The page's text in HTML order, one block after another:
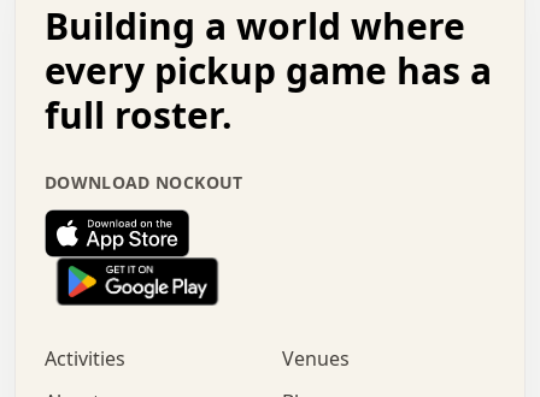
.   .   .   .   .   .   .   .   .   .   .   :   .
.   .   .   .   +   .   .   .   .   .   .   .   +
.   :   .   .   .   .   .   .   .   .   o   .   .
.   .   x   .   .   .   .   .   .   :   .   .   o
.   .   .   .   :   .   .   .   .   o   .   .   .
.   .   .   .   .   .   .   :   .   .   .   .   .
.   .   .   .   .   .   .   +   .   .   x   .   .
.   .   .   .   .   :   +   .   .   .   .   .   o
.   .   .   .   .   .   .   .   .   .   .   .   .
.   .   :   o   .   .   .   .   .   .   .   +   .
.   o   .   .   .   .   x   .   .   .   .   .   .
+   .   o   .   .   .   .   o   .   .   .   .
Building a world where
every pickup game has a
full roster.
DOWNLOAD NOCKOUT
Activities
Venues